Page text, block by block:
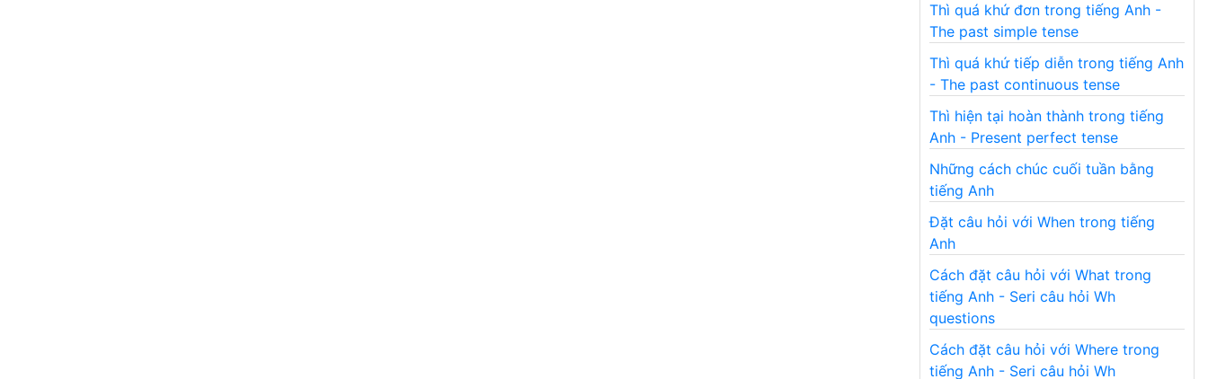
Thì quá khứ đơn trong tiếng Anh -
The past simple tense
Thì quá khứ tiếp diễn trong tiếng Anh
- The past continuous tense
Thì hiện tại hoàn thành trong tiếng
Anh - Present perfect tense
Những cách chúc cuối tuần bằng
tiếng Anh
Đặt câu hỏi với When trong tiếng
Anh
Cách đặt câu hỏi với What trong
tiếng Anh - Seri câu hỏi Wh
questions
Cách đặt câu hỏi với Where trong
tiếng Anh - Seri câu hỏi Wh